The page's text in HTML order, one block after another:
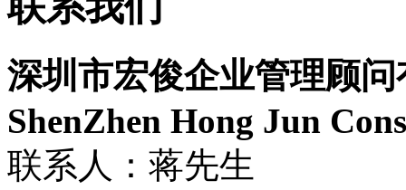
深圳市宏俊企业管理顾
ShenZhen Hong Jun
联系人：蒋先生